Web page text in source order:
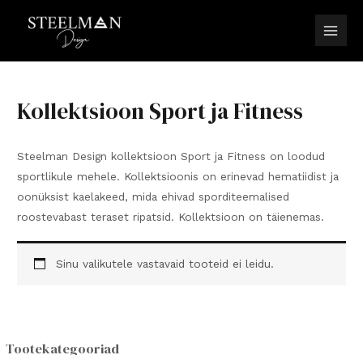
Main
Tootekategooriad
Kollektsioon Sport ja Fitness
Steelman Design kollektsioon Sport ja Fitness on loodud
sportlikule mehele. Kollektsioonis on erinevad hematiidist ja
oonüksist kaelakeed, mida ehivad sporditeemalised
roostevabast teraset ripatsid. Kollektsioon on täienemas.
Sinu valikutele vastavaid tooteid ei leidu.